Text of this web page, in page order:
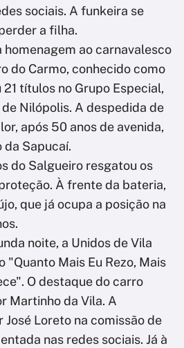
sociais. A funkeira se
a filha.
homenagem ao carnavalesco
do Carmo, conhecido como
títulos no Grupo Especial,
Nilópolis. A despedida de
após 50 anos de avenida,
da Sapucaí.
do Salgueiro resgatou os
À frente da bateria,
que já ocupa a posição na
noite, a Unidos de Vila
"Quanto Mais Eu Rezo, Mais
O destaque do carro
Martinho da Vila. A
Loreto na comissão de
nas redes sociais. Já à